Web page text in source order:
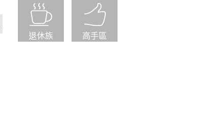
退休族 高手區